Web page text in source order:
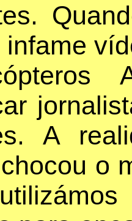
infame
A
o